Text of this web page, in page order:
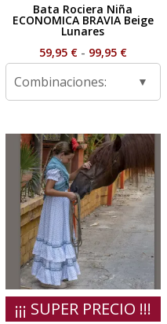
Bata Rociera Niña
ECONOMICA BRAVIA Beige
Lunares
59,95 € - 99,95 €Rango
59,95 €
99,95 €
Combinaciones:
¡¡¡ SUPER PRECIO !!!